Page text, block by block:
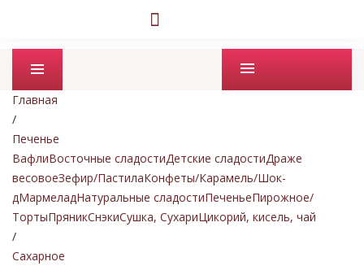
Промо товары
Главная
/
Печенье
ВафлиВосточные сладостиДетские сладостиДраже
весовоеЗефир/ПастилаКонфеты/Карамель/Шок-
дМармеладНатуральные сладостиПеченьеПирожное/
ТортыПряникСнэкиСушка, СухариЦикорий, кисель, чай
/
Сахарное